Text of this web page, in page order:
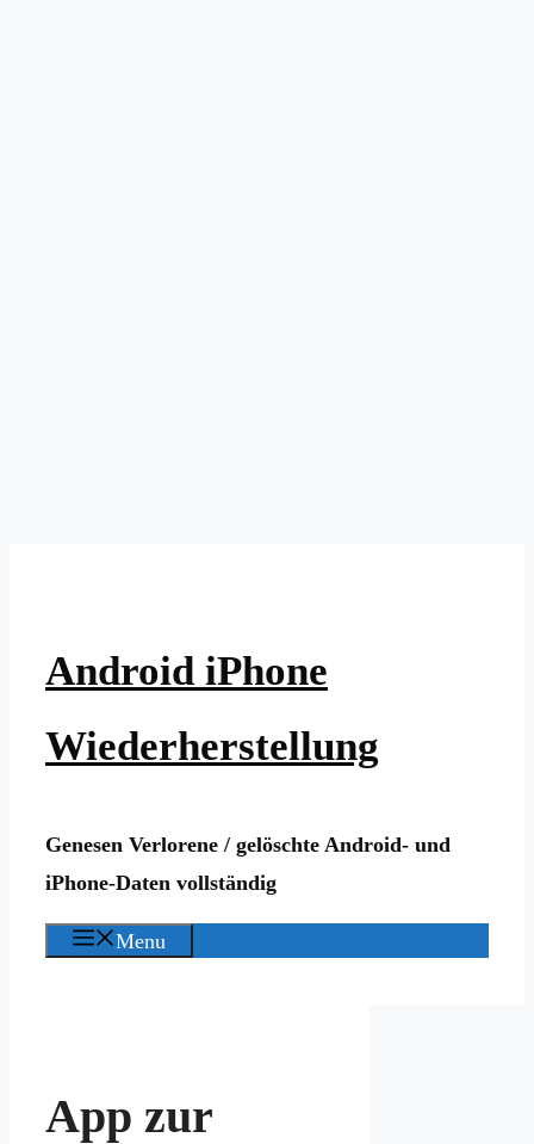
Android iPhone
Wiederherstellung
Genesen Verlorene / gelöschte Android- und
iPhone-Daten vollständig
Menu
App zur